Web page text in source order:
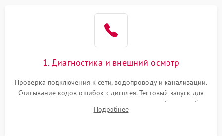
1. Диагностика и внешний осмотр
Проверка подключения к сети, водопроводу и канализации.
Считывание кодов ошибок с дисплея. Тестовый запуск для
выявления посторонних шумов, протечек или сбоев в работе
электронного модуля управления.
Подробнее